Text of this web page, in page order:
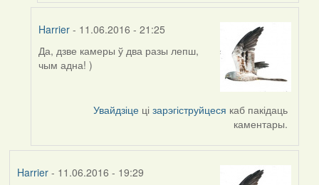
Harrier- 11.06.2016 - 21:25
In
reply
Да, дзве камеры ў два разы лепш,
чым адна! )
Увайдзіце цізарэгіструйцеся каб пакідаць
каментары.
Harrier- 11.06.2016 - 19:29